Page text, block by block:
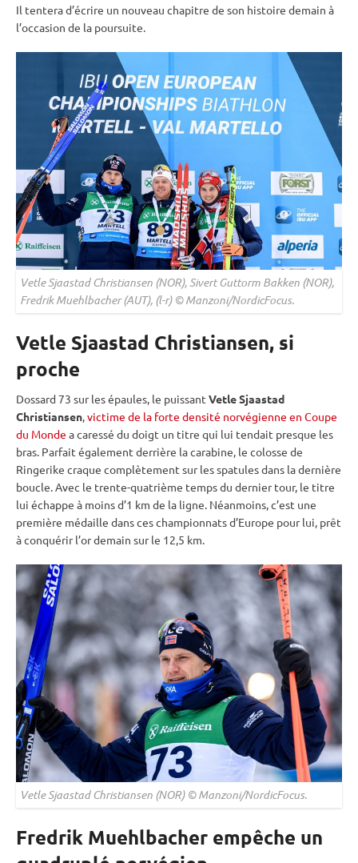
Il tentera d’écrire un nouveau chapitre de son histoire demain à
l’occasion de la poursuite.
Vetle Sjaastad Christiansen (NOR), Sivert Guttorm Bakken (NOR),
Fredrik Muehlbacher (AUT), (l-r) © Manzoni/NordicFocus.
Vetle Sjaastad Christiansen, si
proche
Dossard 73 sur les épaules, le puissant Vetle Sjaastad
Christiansen,victime de la forte densité norvégienne en Coupe
du Monde a caressé du doigt un titre qui lui tendait presque les
bras. Parfait également derrière lacarabine, le colosse de
Ringerike craque complètement sur les spatules dans la dernière
boucle. Avec le trente-quatrième temps du dernier tour, le titre
lui échappe à moins d’1 km de la ligne. Néanmoins, c’est une
première médaille dans ces championnats d’Europe pour lui, prêt
à conquérir l’or demain sur le 12,5 km.
Vetle Sjaastad Christiansen (NOR) © Manzoni/NordicFocus.
Fredrik Muehlbacher empêche un